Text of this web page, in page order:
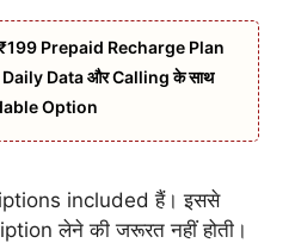
Prepaid Recharge Plan
Data और Calling के साथ
Option
included हैं। इससे
लेने की जरूरत नहीं होती।